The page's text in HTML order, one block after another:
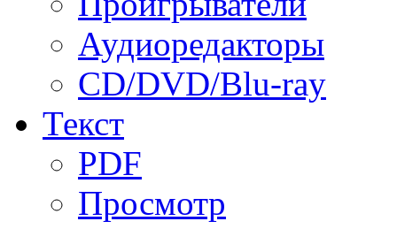
Аудиоредакторы
CD/DVD/Blu-ray
Текст
PDF
Просмотр